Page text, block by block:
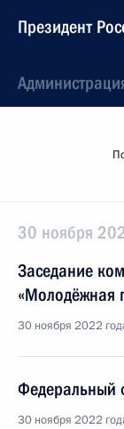
Президент
30 ноября
Заседание
«Молодёжная
30 ноября 2022
Федеральный
30 ноября 2022